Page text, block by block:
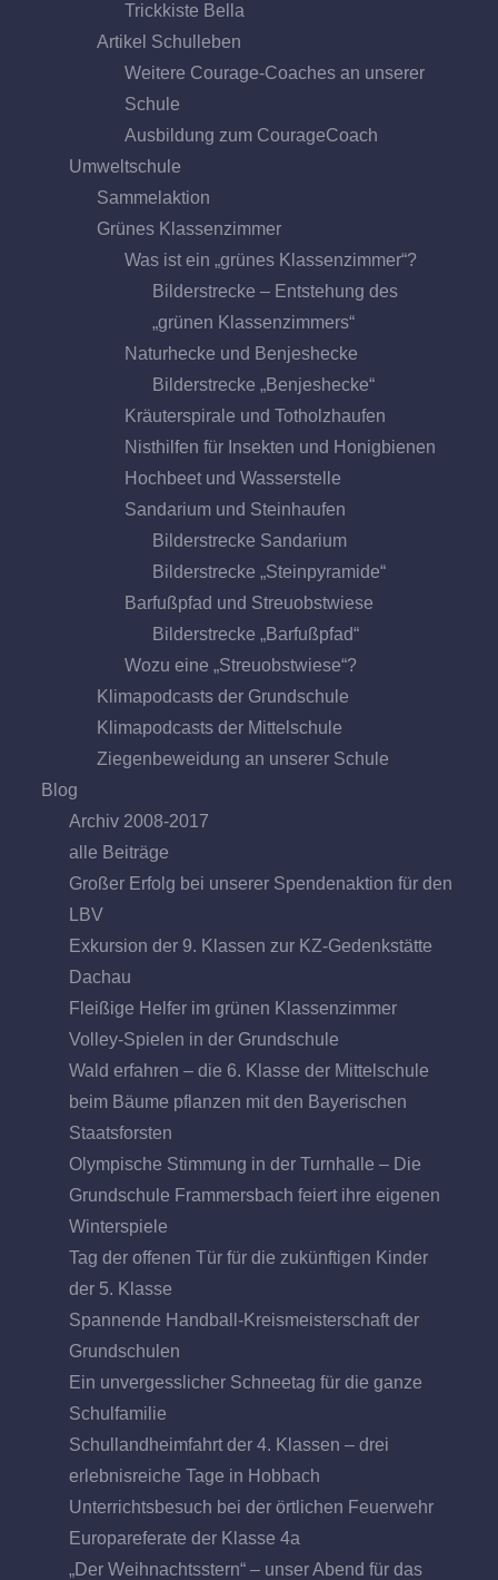
Trickkiste Bella
Artikel Schulleben
Weitere Courage-Coaches an unserer
Schule
Ausbildung zum CourageCoach
Umweltschule
Sammelaktion
Grünes Klassenzimmer
Was ist ein „grünes Klassenzimmer“?
Bilderstrecke – Entstehung des
„grünen Klassenzimmers“
Naturhecke und Benjeshecke
Bilderstrecke „Benjeshecke“
Kräuterspirale und Totholzhaufen
Nisthilfen für Insekten und Honigbienen
Hochbeet und Wasserstelle
Sandarium und Steinhaufen
Bilderstrecke Sandarium
Bilderstrecke „Steinpyramide“
Barfußpfad und Streuobstwiese
Bilderstrecke „Barfußpfad“
Wozu eine „Streuobstwiese“?
Klimapodcasts der Grundschule
Klimapodcasts der Mittelschule
Ziegenbeweidung an unserer Schule
Blog
Archiv 2008-2017
alle Beiträge
Großer Erfolg bei unserer Spendenaktion für den
LBV
Exkursion der 9. Klassen zur KZ-Gedenkstätte
Dachau
Fleißige Helfer im grünen Klassenzimmer
Volley-Spielen in der Grundschule
Wald erfahren – die 6. Klasse der Mittelschule
beim Bäume pflanzen mit den Bayerischen
Staatsforsten
Olympische Stimmung in der Turnhalle – Die
Grundschule Frammersbach feiert ihre eigenen
Winterspiele
Tag der offenen Tür für die zukünftigen Kinder
der 5. Klasse
Spannende Handball-Kreismeisterschaft der
Grundschulen
Ein unvergesslicher Schneetag für die ganze
Schulfamilie
Schullandheimfahrt der 4. Klassen – drei
erlebnisreiche Tage in Hobbach
Unterrichtsbesuch bei der örtlichen Feuerwehr
Europareferate der Klasse 4a
„Der Weihnachtsstern“ – unser Abend für das